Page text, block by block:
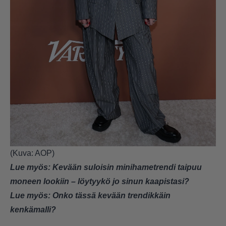
(Kuva: AOP)
Lue myös: Kevään suloisin minihametrendi taipuu
moneen lookiin – löytyykö jo sinun kaapistasi?
Lue myös: Onko tässä kevään trendikkäin
kenkämalli?